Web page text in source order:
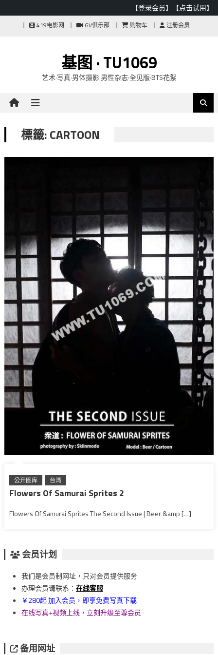
【登录会员】 【点击试用】
419电影网 GV俱乐部 购物车 注册会员
基图 · TU1069
艺术·写真·男体摄影·男性杂志·全见版·BTS花絮
標籤: CARTOON
公开图库 台湾
Flowers Of Samurai Sprites 2
Flowers Of Samurai Sprites The Second Issue | Beer &amp […]
会员计划
我们是会员制网址，只对会员提供服务
办理会员请联系： 在线客服
￥280起 加入会员，即享免费写真下载
在线写真+视频上线，立刻升级至尊会员
备用网址